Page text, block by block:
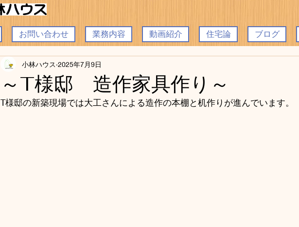
お問い合わせ 業務内容 動画紹介 住宅論 ブログ
～T様邸 造作家具作り～
小林ハウス 2025年7月9日
T様邸の新築現場では大工さんによる造作の本棚と机作りが進んでいます。